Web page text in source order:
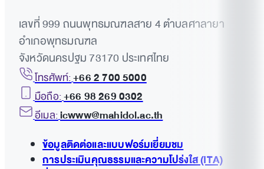
เลขที่ 999 ถนนพุทธมณฑลสาย 4 ตำบลศาลายา
อำเภอพุทธมณฑล
จังหวัดนครปฐม 73170 ประเทศไทย
โทรศัพท์:+66 2 700 5000
มือถือ:+66 98 269 0302
อีเมล:icwww@mahidol.ac.th
ข้อมูลติดต่อและแบบฟอร์มเยี่ยมชม
การประเมินคุณธรรมและความโปร่งใส (ITA)